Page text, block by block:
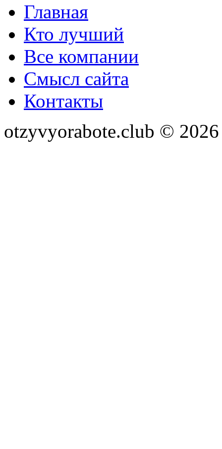
Главная
Кто лучший
Все компании
Смысл сайта
Контакты
otzyvyorabote.club © 2026